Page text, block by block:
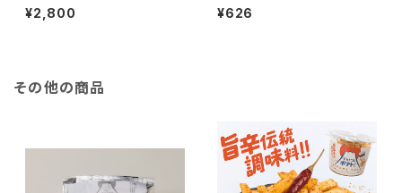
七味「すりだね」（大）40グラム
（3個）｜ご飯のお供｜お取り寄
¥2,800
梨の伝統七味 すりだね （小）20
グラム ワインパミス ご飯のお供
¥626
その他の商品